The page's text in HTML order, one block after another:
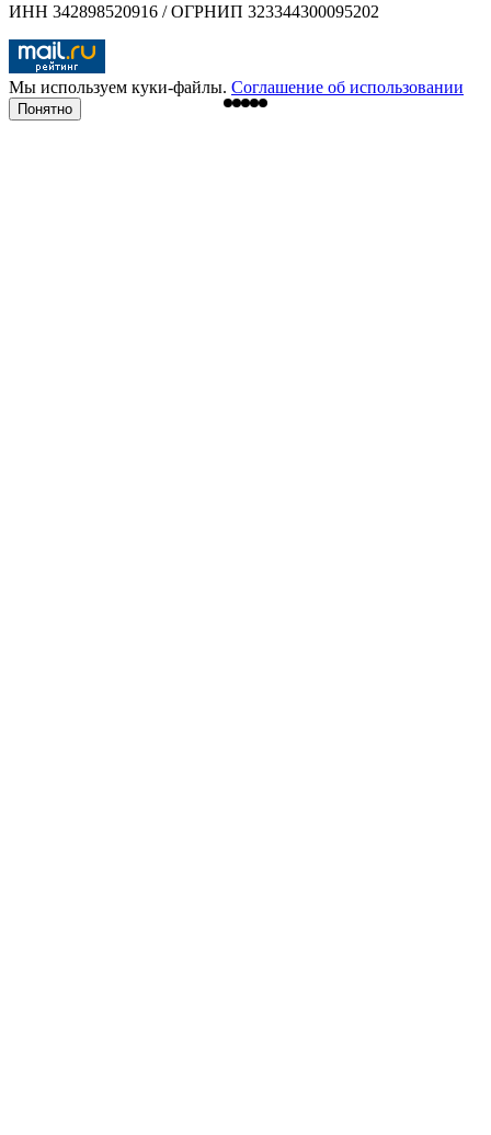
ИНН 342898520916 / ОГРНИП 323344300095202
Мы используем куки-файлы. Соглашение об использовании
Понятно